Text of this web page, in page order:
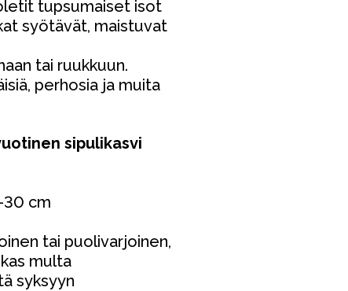
tupsumaiset isot
syötävät, maistuvat
tai ruukkuun.
perhosia ja muita
sipulikasvi
30 cm
tai puolivarjoinen,
multa
syksyyn